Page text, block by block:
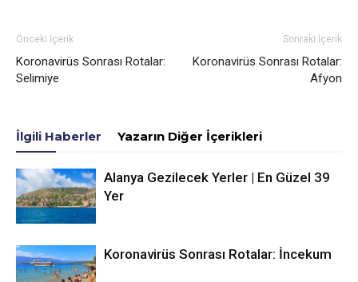
Önceki İçerik
Koronavirüs Sonrası Rotalar:
Selimiye
Sonraki İçerik
Koronavirüs Sonrası Rotalar:
Afyon
İlgili Haberler Yazarın Diğer İçerikleri
Alanya Gezilecek Yerler | En Güzel 39
Yer
Koronavirüs Sonrası Rotalar: İncekum